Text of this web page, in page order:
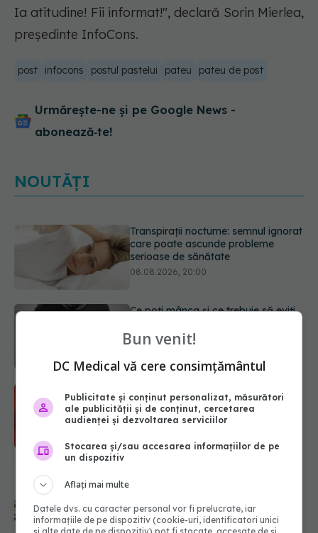
Ia atitudine! Fii informat!", declară Sorin Mierlea,
președinte InfoCons.
post infocons postul pastelui pateu pateu de post
Urmărește-ne și pe Google News -
abonează‑te!
NOUTĂȚI
Ce poți mânca și ce trebuie să eviți
dacă ai gastrită: exemplu de meniu
care reduce inflamația stomacului
08.08.2026, 19:00
Microplasticele pot traversa bariera
08.08.2026, 18:00
Trucul genial cu ceai negru pentru
păr. Tot mai multe femei îl adoră
08.08.2026, 17:00
08.08.2026, 16:00
Bun venit!
DC Medical vă cere consimțământul
Publicitate și conținut personalizat, măsurători
ale publicității și de conținut, cercetarea
audienței și dezvoltarea serviciilor
Stocarea și/sau accesarea informațiilor de pe
un dispozitiv
Aflați mai multe
Datele dvs. cu caracter personal vor fi prelucrate, iar
informațiile de pe dispozitiv (cookie-uri, identificatori unici